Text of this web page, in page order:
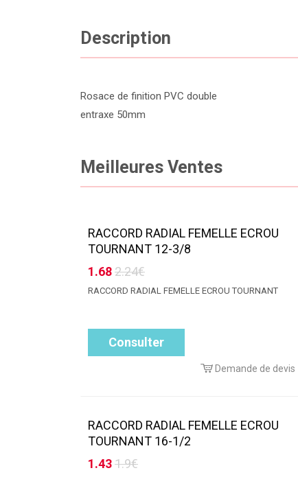
Description
Rosace de finition PVC double
entraxe 50mm
Meilleures Ventes
RACCORD RADIAL FEMELLE ECROU
TOURNANT 12-3/8
1.682.24€
RACCORD RADIAL FEMELLE ECROU TOURNANT
Consulter
Demande de devis
RACCORD RADIAL FEMELLE ECROU
TOURNANT 16-1/2
1.431.9€